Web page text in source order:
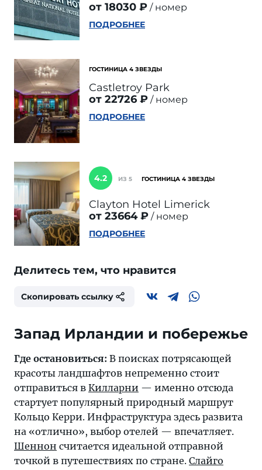
от 18030 ₽
номер
ПОДРОБНЕЕ
ГОСТИНИЦА 4 ЗВЕЗДЫ
Castletroy Park
от 22726 ₽
номер
ПОДРОБНЕЕ
4.2 ИЗ 5 ГОСТИНИЦА 4 ЗВЕЗДЫ
Clayton Hotel Limerick
от 23664 ₽
номер
ПОДРОБНЕЕ
Делитесь тем, что нравится
Скопировать ссылку
Запад Ирландии и побережье
Где остановиться: В поисках потрясающей
красоты ландшафтов непременно стоит
отправиться в Килларни — именно отсюда
стартует популярный природный маршрут
Кольцо Керри. Инфраструктура здесь развита
на «отлично», выбор отелей — впечатляет.
Шеннон считается идеальной отправной
точкой в путешествиях по стране. Слайго